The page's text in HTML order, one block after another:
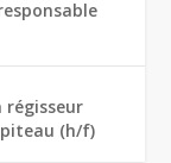
régisseur
(h/f)